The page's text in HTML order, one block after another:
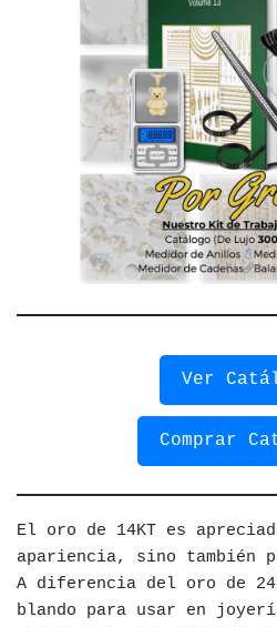
Ver
Comprar
El oro de 14KT es
apariencia, sino también
A diferencia del oro de
blando para usar en